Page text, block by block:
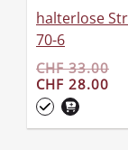
halterlose
70-6
CHF 33.00
CHF 28.00